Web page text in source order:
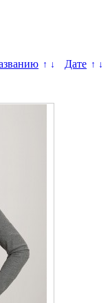
↑ ↓ Дате ↑ ↓